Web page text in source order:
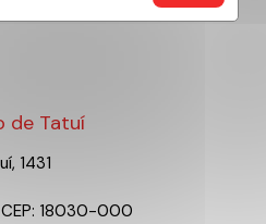
de Tatuí
1431
18030-000